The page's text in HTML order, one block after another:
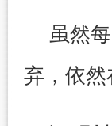
虽然
弃，依